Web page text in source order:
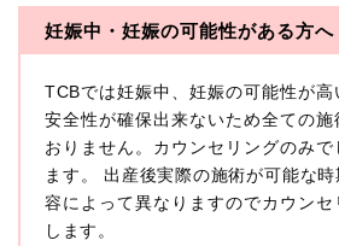
・医療法人社団創彩会
本プライバシーポリシーにおいて
存する個人に関する情報であって、
氏名、生年月日その他の記述等によ
できるもの又は個人識別符号（個人
令に準じます。）が含まれるものを
収集した患者様に関する情報には
の個人を識別できない情報もあり
み合わせることにより特定の個人を
妊娠中・妊娠の可能性がある方へ
TCBでは妊娠中、妊娠の可能性が高
安全性が確保出来ないため全ての施
おりません。カウンセリングのみ
ます。 出産後実際の施術が可能な
容によって異なりますのでカウン
します。